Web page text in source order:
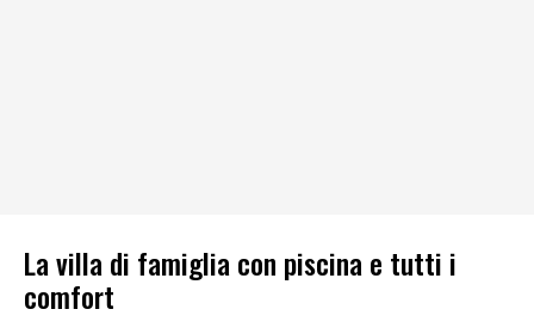
La villa di famiglia con piscina e tutti i
comfort